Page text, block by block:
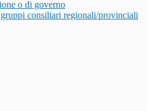
o di governo
consiliari regionali/provinciali